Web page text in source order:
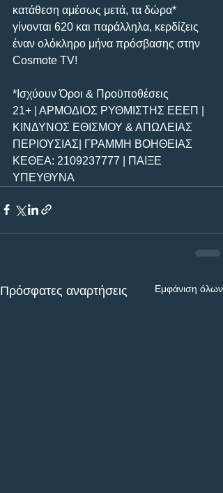
κατάθεση αμέσως μετά, τα δώρα*
γίνονται 620 και παράλληλα, κερδίζεις
έναν ολόκληρο μήνα πρόσβασης στην
Cosmote TV!
*Ισχύουν Όροι & Προϋποθέσεις
21+ | ΑΡΜΟΔΙΟΣ ΡΥΘΜΙΣΤΗΣ ΕΕΕΠ |
ΚΙΝΔΥΝΟΣ ΕΘΙΣΜΟΥ & ΑΠΩΛΕΙΑΣ
ΠΕΡΙΟΥΣΙΑΣ| ΓΡΑΜΜΗ ΒΟΗΘΕΙΑΣ
ΚΕΘΕΑ: 2109237777 | ΠΑΙΞΕ
ΥΠΕΥΘΥΝΑ
Πρόσφατες αναρτήσεις Εμφάνιση όλων